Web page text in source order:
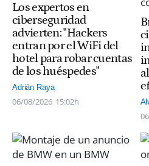
Los expertos en
ciberseguridad
advierten: "Hackers
entran por el WiFi del
hotel para robar cuentas
de los huéspedes"
Adrián Raya
06/08/2026 15:02h